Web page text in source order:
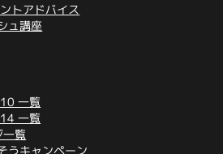
トアドバイス
ュ講座
一覧
一覧
覧
うキャンペーン